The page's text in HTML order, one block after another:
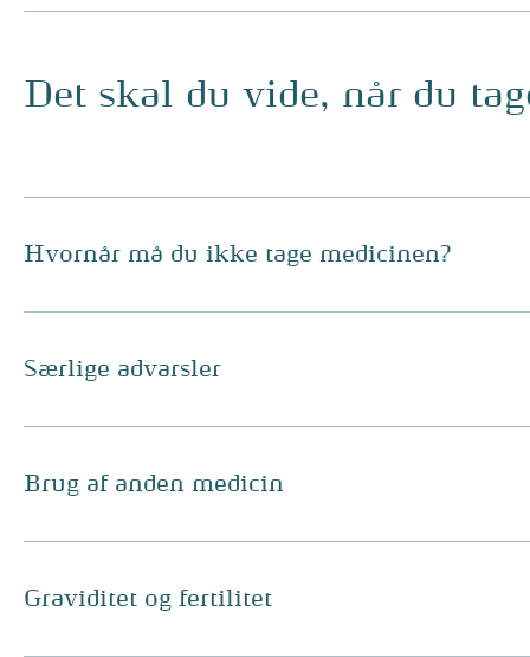
Det skal du vide, når du
Hvornår må du ikke tage medicinen?
Særlige advarsler
Brug af anden medicin
Graviditet og fertilitet